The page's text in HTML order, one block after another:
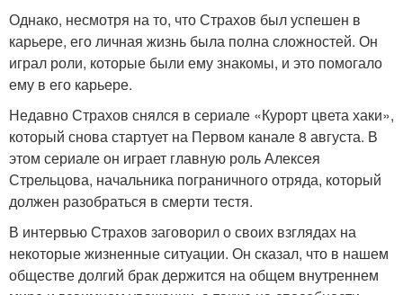
Однако, несмотря на то, что Страхов был успешен в
карьере, его личная жизнь была полна сложностей. Он
играл роли, которые были ему знакомы, и это помогало
ему в его карьере.
Недавно Страхов снялся в сериале «Курорт цвета хаки»,
который снова стартует на Первом канале 8 августа. В
этом сериале он играет главную роль Алексея
Стрельцова, начальника пограничного отряда, который
должен разобраться в смерти тестя.
В интервью Страхов заговорил о своих взглядах на
некоторые жизненные ситуации. Он сказал, что в нашем
обществе долгий брак держится на общем внутреннем